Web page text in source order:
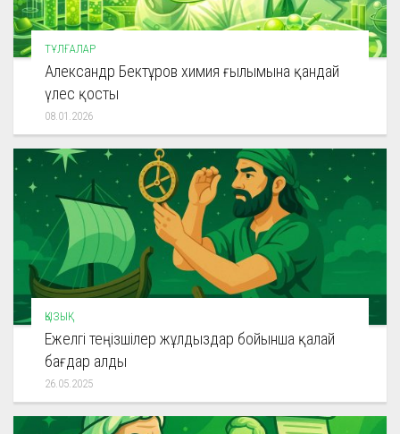
ТҰЛҒАЛАР
Александр Бектұров химия ғылымына қандай
үлес қосты
08.01.2026
ҚЫЗЫҚ
Ежелгі теңізшілер жұлдыздар бойынша қалай
бағдар алды
26.05.2025